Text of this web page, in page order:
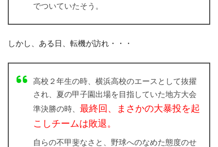
でついていたそう。
しかし、ある日、転機が訪れ・・・
高校２年生の時、横浜高校のエースとして抜擢
され、夏の甲子園出場を目指していた地方大会
準決勝の時、 最終回、まさかの大暴投を起
こしチームは敗退。
自らの不甲斐なさと、野球へのなめた態度のせ